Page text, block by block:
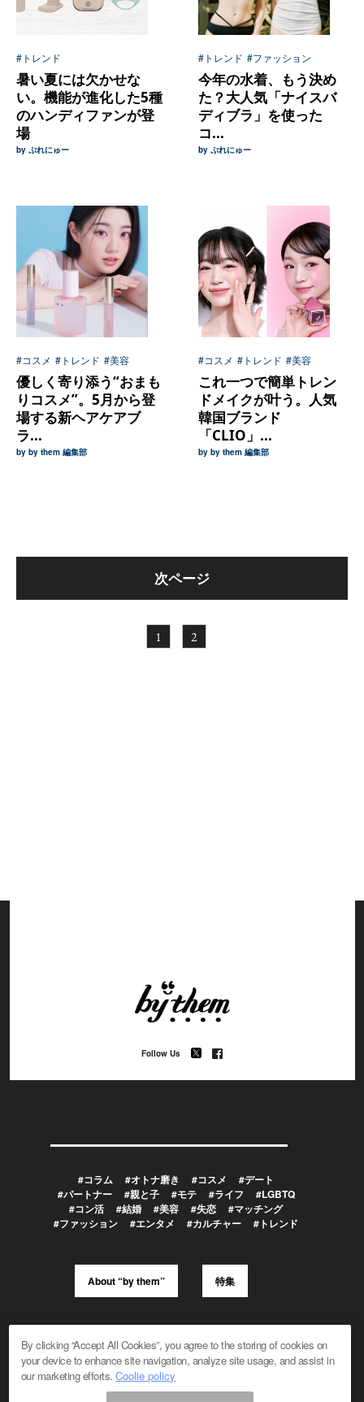
#トレンド
暑い夏には欠かせな
い。機能が進化した5種
のハンディファンが登
場
by ぷれにゅー
#トレンド #ファッション
今年の水着、もう決め
た？大人気「ナイスバ
ディブラ」を使った
コ...
by ぷれにゅー
#コスメ #トレンド #美容
優しく寄り添う“おまも
りコスメ”。5月から登
場する新ヘアケアブ
ラ...
by by them 編集部
#コスメ #トレンド #美容
これ一つで簡単トレン
ドメイクが叶う。人気
韓国ブランド
「CLIO」...
by by them 編集部
次ページ
1 2
Follow Us
#コラム #オトナ磨き #コスメ
#デート
#パートナー
#親と子 #モテ #ライフ
#LGBTQ
#コン活
#結婚 #美容 #失恋
#マッチング
#ファッション
#エンタメ #カルチャー #トレンド
About “by them” 特集
編集部へのお問い合わせ
プレスリリース受付
メディア利用規約
By clicking “Accept All Cookies”, you agree to the storing of cookies on
your device to enhance site navigation, analyze site usage, and assist in
our marketing efforts.Coolie policy